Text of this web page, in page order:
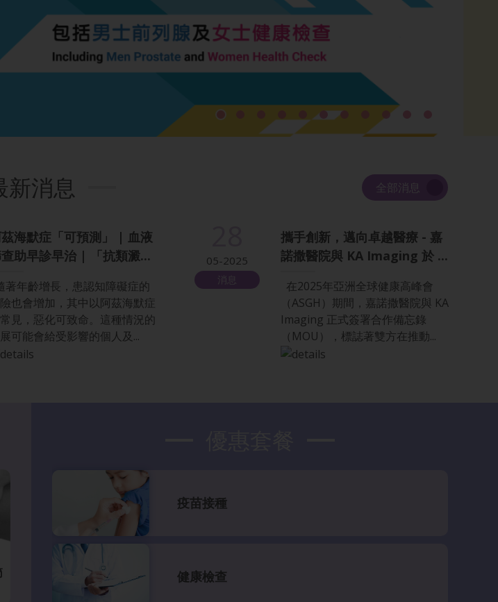
1 9
新消息
海默症「可預測」 | 血液
助早診早治 | 「抗類澱...
著年齡增長，患認知障礙症的
也會增加，其中以阿茲海默症
見，惡化可致命。這種情況的
可能會給受影響的個人及...
05-2025
消息
攜手創新，邁向卓越醫療 - 嘉
諾撒醫院與 KA Imaging 於 ...
在2025年亞洲全球健康高峰會
（ASGH）期間，嘉諾撒醫院與 KA
Imaging 正式簽署合作備忘錄
（MOU），標誌著雙方在推動...
全部消息
疫苗接種
健康檢查